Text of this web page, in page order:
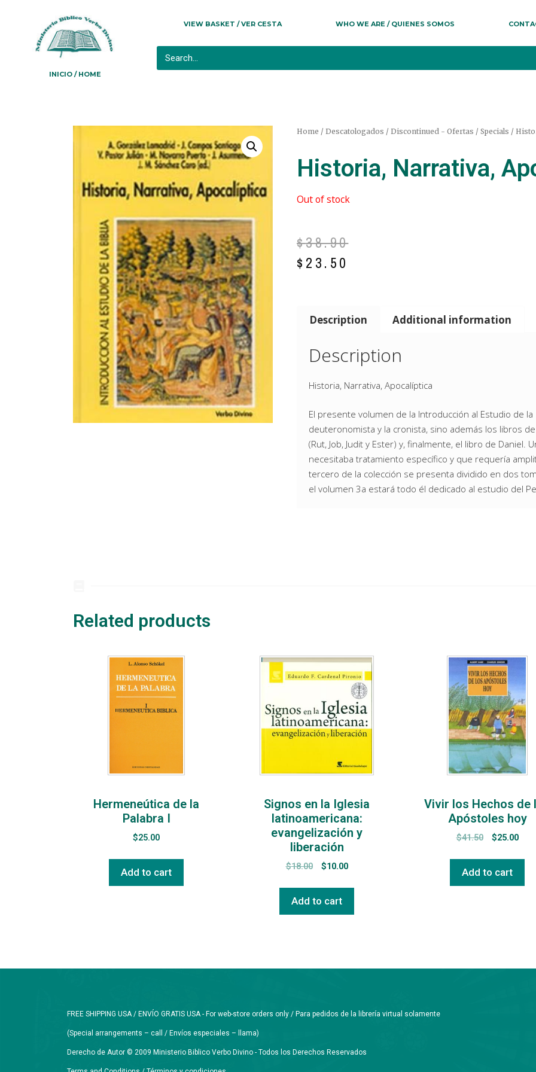
INICIO / HOME
VIEW BASKET / VER CESTA WHO WE ARE / QUIENES SOMOS
Home / Descatologados / Discontinued - Ofertas / Specials /
Historia, Narrativa,
Out of stock
$38.90
$ 23.50
Description Additional information
Description
Historia, Narrativa, Apocalíptica
El presente volumen de la Introducción al Estudio de
deuteronomista y la cronista, sino además los libros
(Rut, Job, Judit y Ester) y, finalmente, el libro de
necesitaba tratamiento específico y que requería
tercero de la colección se presenta dividido en dos
el volumen 3a estará todo él dedicado al estudio del
Related products
Hermeneútica de la
Palabra I
$25.00
Add to cart
Signos en la Iglesia
latinoamericana:
evangelización y
liberación
$18.00 $10.00
Add to cart
Vivir los Hechos de
Apóstoles hoy
$41.50 $25.00
Add to cart
FREE SHIPPING USA / ENVÍO GRATIS USA - For web-store orders only / Para pedidos de la librería virtual solamente
(Special arrangements – call / Envíos especiales – llama)
Derecho de Autor © 2009 Ministerio Biblico Verbo Divino - Todos los Derechos Reservados